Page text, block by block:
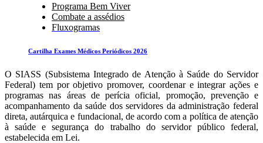
Programa Bem Viver
Combate a assédios
Fluxogramas
Cartilha Exames Médicos Periódicos 2026
O SIASS (Subsistema Integrado de Atenção à Saúde do Servidor
Federal) tem por objetivo promover, coordenar e integrar ações e
programas nas áreas de perícia oficial, promoção, prevenção e
acompanhamento da saúde dos servidores da administração federal
direta, autárquica e fundacional, de acordo com a política de atenção
à saúde e segurança do trabalho do servidor público federal,
estabelecida em Lei.